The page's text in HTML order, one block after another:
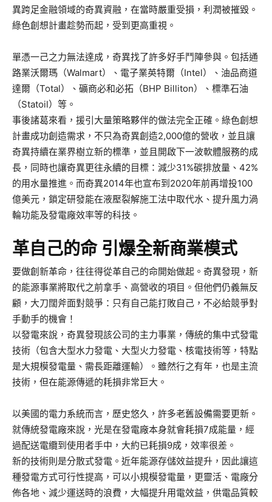
異跨足金融領域的奇異資融，在當時嚴重受損，利潤被摧毀。
綠色創想計畫趁勢而起，受到更高重視。
單憑一己之力無法達成，奇異找了許多好手鬥陣參與。包括通
路業沃爾瑪（Walmart）、電子業英特爾（Intel）、油品商道
達爾（Total）、礦商必和必拓（BHP Billiton）、標準石油
（Statoil）等。
事後諸葛來看，援引大量策略夥伴的做法完全正確。綠色創想
計畫成功創造需求，不只為奇異創造2,000億的營收，並且讓
奇異持續在業界樹立新的標準，並且開啟下一波軟體服務的成
長，同時也讓奇異更往永續的目標：減少31%碳排放量、42%
的用水量推進。而奇異2014年也宣布到2020年前再增投100
億美元，鎖定研發能在液壓裂解施工法中取代水、提升風力渦
輪功能及發電廠效率等的科技。
革自己的命 引爆全新商業模式
要做創新革命，往往得從革自己的命開始做起。奇異發現，新
的能源事業將取代之前拿手、高營收的項目。但他們仍義無反
顧，大刀闊斧面對競爭：只有自己能打敗自己，不必給競爭對
手動手的機會！
以發電來說，奇異發現該公司的主力事業，傳統的集中式發電
技術（包含大型水力發電、大型火力發電、核電技術等，特點
是大規模發電量、需長距離運輸）。雖然行之有年，也是主流
技術，但在能源傳遞的耗損非常巨大。
以美國的電力系統而言，歷史悠久，許多老舊設備需要更新。
就傳統發電廠來說，光是在發電廠本身就會耗損7成能量，經
過配送電纜到使用者手中，大約已耗損9成，效率很差。
新的技術則是分散式發電。近年能源存儲效益提升，因此讓這
種發電方式可行性提高，可以小規模發電量，更靈活、電廠分
佈各地、減少運送時的浪費，大幅提升用電效益，供電品質較